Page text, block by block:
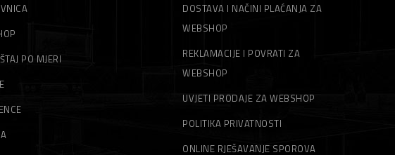
PO MJERI
DOSTAVA I NAČINI PLAĆANJA ZA
WEBSHOP
REKLAMACIJE I POVRATI ZA
WEBSHOP
UVJETI PRODAJE ZA WEBSHOP
POLITIKA PRIVATNOSTI
ONLINE RJEŠAVANJE SPOROVA